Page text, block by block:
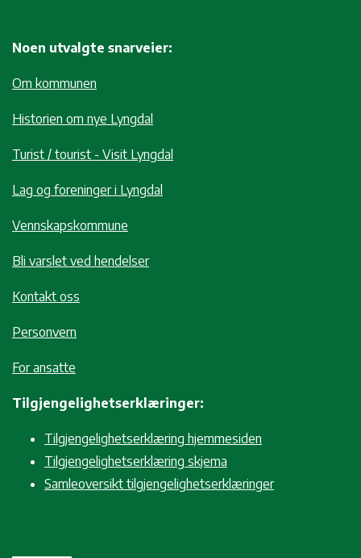
Noen utvalgte snarveier:
Om kommunen
Historien om nye Lyngdal
Turist / tourist - Visit Lyngdal
Lag og foreninger i Lyngdal
Vennskapskommune
Bli varslet ved hendelser
Kontakt oss
Personvern
For ansatte
Tilgjengelighetserklæringer:
Tilgjengelighetserklæring hjemmesiden
Tilgjengelighetserklæring skjema
Samleoversikt tilgjengelighetserklæringer